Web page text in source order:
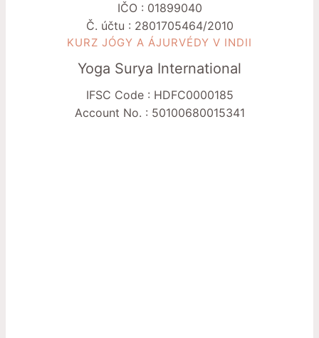
IČO : 01899040
Č. účtu : 2801705464/2010
KURZ JÓGY A ÁJURVÉDY V INDII
Yoga Surya International
IFSC Code : HDFC0000185
Account No. : 50100680015341